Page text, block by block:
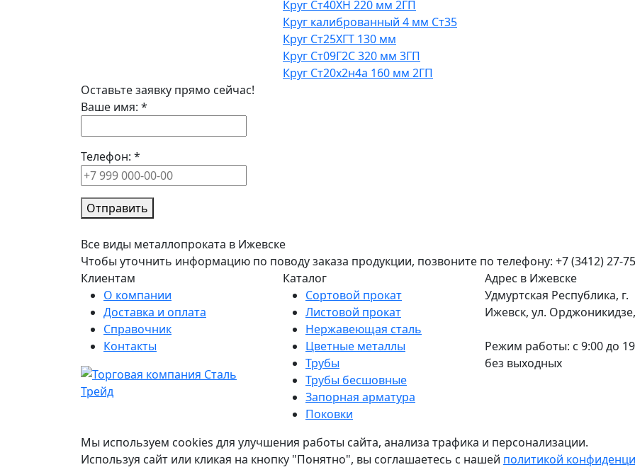
Круг Ст40ХН 220 мм 2ГП
Круг калиброванный 4 мм Ст35
Круг Ст25ХГТ 130 мм
Круг Ст09Г2С 320 мм 3ГП
Круг Ст20х2н4а 160 мм 2ГП
Оставьте заявку прямо сейчас!
Ваше имя: *
Телефон: *
Отправить
Все виды металлопроката в Ижевске
Чтобы уточнить информацию по поводу заказа продукции, позвоните по телефону: +7 (3412) 27-
Клиентам
О компании
Доставка и оплата
Справочник
Контакты
Каталог
Сортовой прокат
Листовой прокат
Нержавеющая сталь
Цветные металлы
Трубы
Трубы бесшовные
Запорная арматура
Поковки
Адрес в Ижевске
Удмуртская Республика, г.
Ижевск, ул.
Режим работы: c 9:00 до
без выходных
Мы используем cookies для улучшения работы сайта, анализа трафика и персонализации.
Используя сайт или кликая на кнопку "Понятно", вы соглашаетесь с нашей политикой